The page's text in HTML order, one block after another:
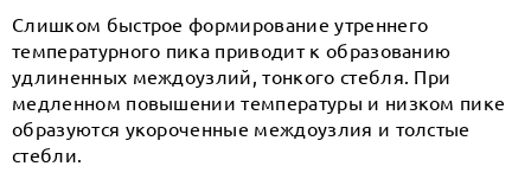
Слишком быстрое формирование утреннего
температурного пика приводит к образованию
удлиненных междоузлий, тонкого стебля. При
медленном повышении температуры и низком пике
образуются укороченные междоузлия и толстые
стебли.